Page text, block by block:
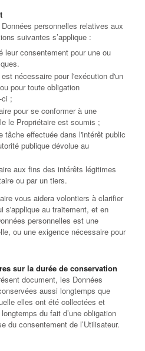
personnelles relatives aux
suivantes s’applique :
leur consentement pour une ou
nécessaire pour l'exécution d'un
pour toute obligation
ci ;
pour se conformer à une
le Propriétaire est soumis ;
tâche effectuée dans l'intérêt public
publique dévolue au
aux fins des intérêts légitimes
ou par un tiers.
vous aidera volontiers à clarifier
s'applique au traitement, et en
personnelles est une
ou une exigence nécessaire pour
sur la durée de conservation
document, les Données
aussi longtemps que
elles ont été collectées et
du fait d’une obligation
du consentement de l’Utilisateur.